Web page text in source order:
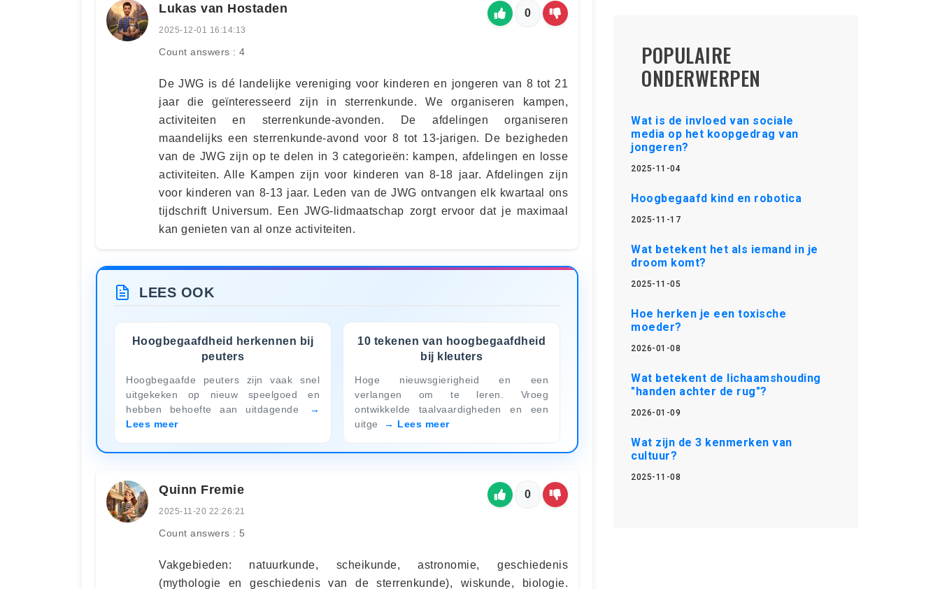
Lukas van Hostaden
2025-12-01 16:14:13
Count answers : 4
0
De JWG is dé landelijke vereniging voor kinderen en jongeren van 8 tot 21
jaar die geïnteresseerd zijn in sterrenkunde. We organiseren kampen,
activiteiten en sterrenkunde-avonden. De afdelingen organiseren
maandelijks een sterrenkunde-avond voor 8 tot 13-jarigen. De bezigheden
van de JWG zijn op te delen in 3 categorieën: kampen, afdelingen en losse
activiteiten. Alle Kampen zijn voor kinderen van 8-18 jaar. Afdelingen zijn
voor kinderen van 8-13 jaar. Leden van de JWG ontvangen elk kwartaal ons
tijdschrift Universum. Een JWG-lidmaatschap zorgt ervoor dat je maximaal
kan genieten van al onze activiteiten.
LEES OOK
Hoogbegaafdheid herkennen bij
peuters
Hoogbegaafde peuters zijn vaak snel
uitgekeken op nieuw speelgoed en
hebben behoefte aan uitdagende
Lees meer
10 tekenen van hoogbegaafdheid
bij kleuters
Hoge nieuwsgierigheid en een
verlangen om te leren. Vroeg
ontwikkelde taalvaardigheden en een
uitge
Lees meer
Quinn Fremie
2025-11-20 22:26:21
Count answers : 5
0
Vakgebieden: natuurkunde, scheikunde, astronomie, geschiedenis
(mythologie en geschiedenis van de sterrenkunde), wiskunde, biologie.
POPULAIRE
ONDERWERPEN
Wat is de invloed van sociale
media op het koopgedrag van
jongeren?
2025-11-04
Hoogbegaafd kind en robotica
2025-11-17
Wat betekent het als iemand in je
droom komt?
2025-11-05
Hoe herken je een toxische
moeder?
2026-01-08
Wat betekent de lichaamshouding
"handen achter de rug"?
2026-01-09
Wat zijn de 3 kenmerken van
cultuur?
2025-11-08